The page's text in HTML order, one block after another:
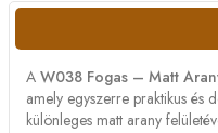
A W038 Fogas – Matt
amely egyszerre praktikus és
különleges matt arany